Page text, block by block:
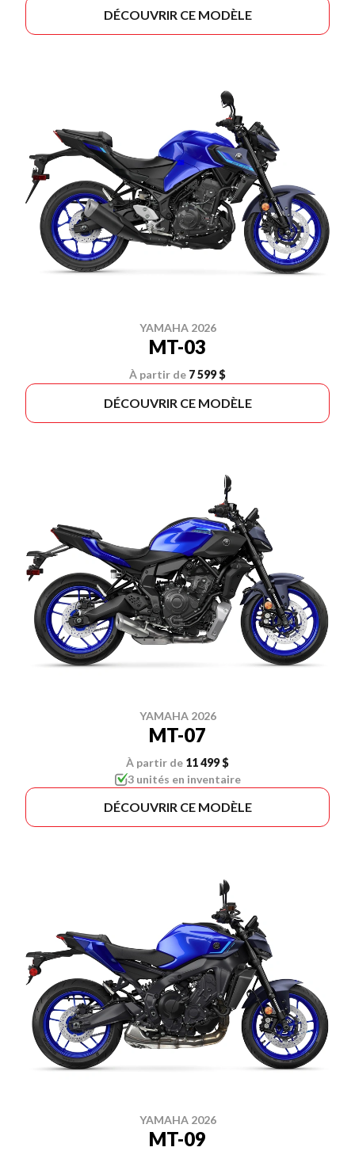
DÉCOUVRIR CE MODÈLE
YAMAHA 2026
MT-03
À partir de 7 599 $
DÉCOUVRIR CE MODÈLE
YAMAHA 2026
MT-07
À partir de 11 499 $
3 unités en inventaire
DÉCOUVRIR CE MODÈLE
YAMAHA 2026
MT-09